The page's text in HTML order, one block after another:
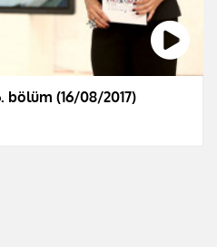
bölüm (16/08/2017)